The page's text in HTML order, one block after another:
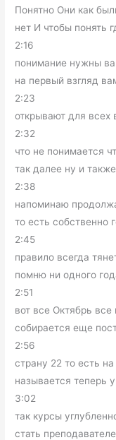
Понятно Они как
нет И чтобы понять
2:16
понимание нужны
на первый взгляд
2:23
открывают для всех
2:32
что не понимается
так далее ну и
2:38
напоминаю
то есть собственно
2:45
правило всегда
помню ни одного
2:51
вот все Октябрь все
собирается еще
2:56
страну 22 то есть
называется теперь
3:02
так курсы
стать